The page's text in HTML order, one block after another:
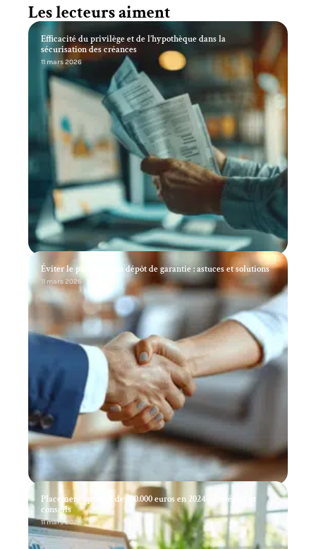
Les lecteurs aiment
Efficacité du privilège et de l’hypothèque dans la
sécurisation des créances
11 mars 2026
Éviter le paiement du dépôt de garantie : astuces et solutions
11 mars 2026
Placement optimal de 100.000 euros en 2024 : stratégies et
conseils
11 mars 2026